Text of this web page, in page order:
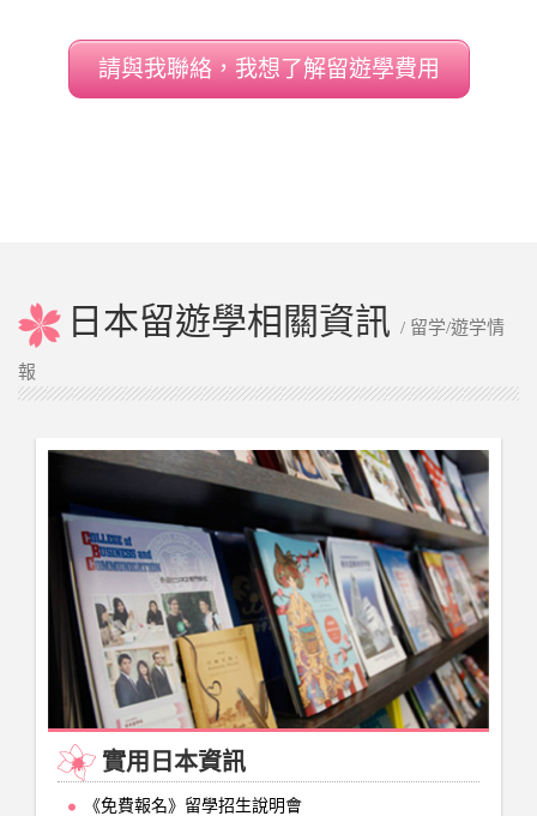
驗豐富的工作人員不只在言語面給予協助也能
幫忙解決生活上的疑難雜症。全員都曾是海外
請與我聯絡，我想了解留遊學費用
日本留遊學相關資訊 / 留学/遊学情
報
實用日本資訊
《免費報名》留學招生說明會